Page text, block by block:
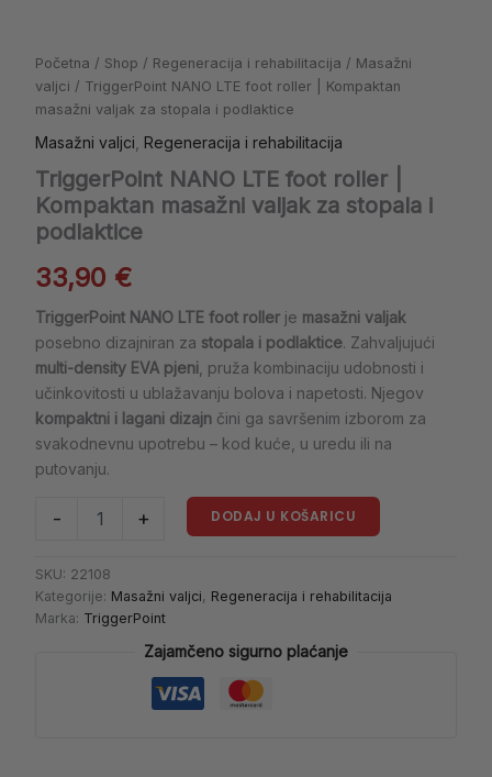
Početna / Shop / Regeneracija i rehabilitacija / Masažni
valjci / TriggerPoint NANO LTE foot roller | Kompaktan
masažni valjak za stopala i podlaktice
Masažni valjci Regeneracija i rehabilitacija
TriggerPoint NANO LTE foot roller |
Kompaktan masažni valjak za stopala i
podlaktice
33,90 €
TriggerPoint NANO LTE foot roller je masažni valjak
posebno dizajniran za stopala i podlaktice. Zahvaljujući
multi-density EVA pjeni , pruža kombinaciju udobnosti i
učinkovitosti u ublažavanju bolova i napetosti. Njegov
kompaktni i lagani dizajn čini ga savršenim izborom za
svakodnevnu upotrebu – kod kuće, u uredu ili na
putovanju.
-
količina
+ DODAJ U KOŠARICU
SKU: 22108
Kategorije: Masažni valjci, Regeneracija i rehabilitacija
Marka: TriggerPoint
Zajamčeno sigurno plaćanje